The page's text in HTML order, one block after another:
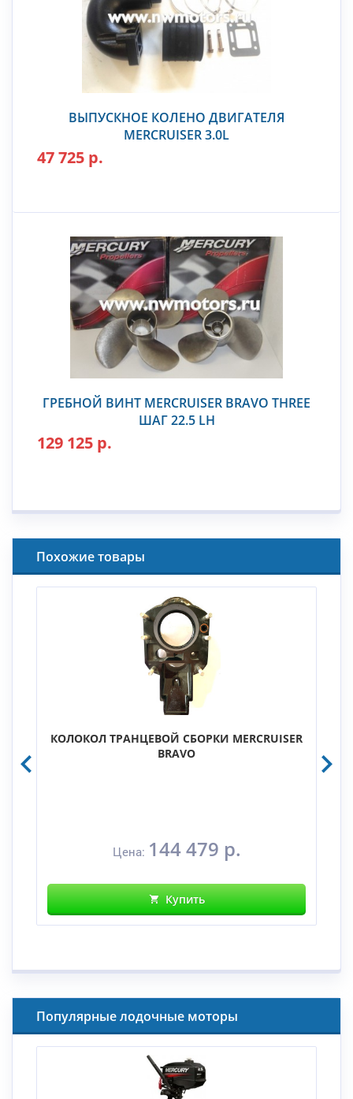
ВЫПУСКНОЕ КОЛЕНО ДВИГАТЕЛЯ
MERCRUISER 3.0L
47 725 р.
ГРЕБНОЙ ВИНТ MERCRUISER BRAVO THREE
ШАГ 22.5 LH
129 125 р.
Похожие товары
КОЛОКОЛ ТРАНЦЕВОЙ СБОРКИ MERCRUISER
BRAVO
Цена: 144 479 р.
Купить
Популярные лодочные моторы